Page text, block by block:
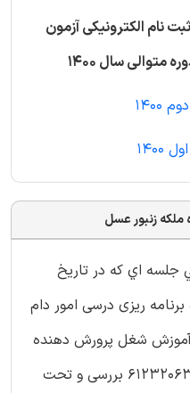
نام الکترونیکی آزمون
سال 1400
ملکه زنبور عسل
اي که در تاريخ
برنامه ريزی درسی امور دام
آموزش شغل پرورش دهنده
ملکه زنبور عسل با کد 612320630430001 بررسی و تحت